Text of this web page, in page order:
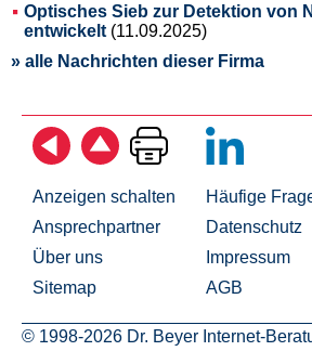
Optisches Sieb zur Detektion von
entwickelt (11.09.2025)
» alle Nachrichten dieser Firma
Anzeigen schalten
Ansprechpartner
Über uns
Sitemap
Häufige
Datenschutz
Impressum
AGB
© 1998-2026 Dr. Beyer Internet-